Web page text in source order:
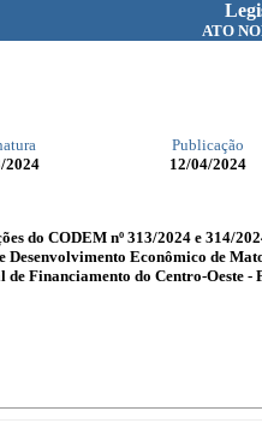
ATO
Publicação
2024 12/04/2024
do CODEM nº 313/2024 e 314/
Desenvolvimento Econômico de
de Financiamento do Centro-Oeste -